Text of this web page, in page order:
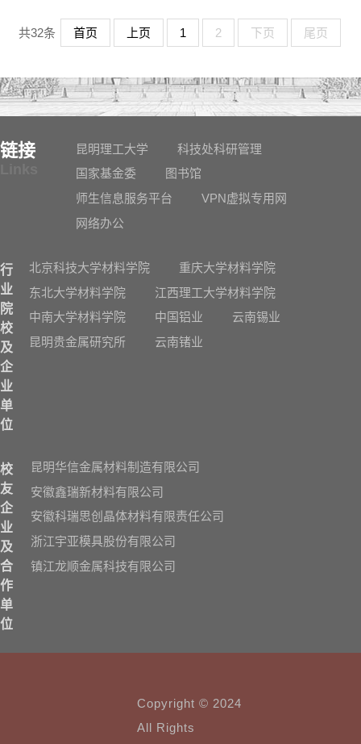
共32条 首页 上页 1 2 下页 尾页
链接 昆明理工大学
科技处科研管理
国家基金委
图书馆
师生信息服务平台
VPN虚拟专用网
网络办公
行
业
院
校
及
企
业
单
位
北京科技大学材料学院
重庆大学材料学院
东北大学材料学院
江西理工大学材料学院
中南大学材料学院
中国铝业
云南锡业
昆明贵金属研究所
云南锗业
校
友
企
业
及
合
作
单
位
昆明华信金属材料制造有限公司
安徽鑫瑞新材料有限公司
安徽科瑞思创晶体材料有限责任公司
浙江宇亚模具股份有限公司
镇江龙顺金属科技有限公司
Copyright © 2024
All Rights